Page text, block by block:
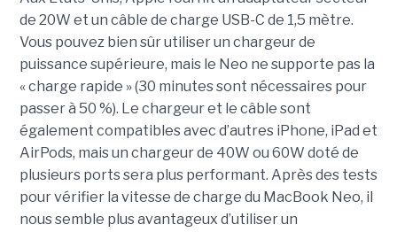
de 20W et un câble de charge USB-C de 1,5 mètre.
Vous pouvez bien sûr utiliser un chargeur de
puissance supérieure, mais le Neo ne supporte pas la
« charge rapide » (30 minutes sont nécessaires pour
passer à 50 %). Le chargeur et le câble sont
également compatibles avec d’autres iPhone, iPad et
AirPods, mais un chargeur de 40W ou 60W doté de
plusieurs ports sera plus performant. Après des tests
pour vérifier la vitesse de charge du MacBook Neo, il
nous semble plus avantageux d’utiliser un